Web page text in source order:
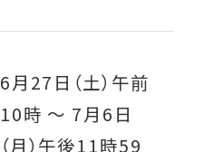
6月27日（土） 午前
10時 〜 7月6日
（月） 午後11時59